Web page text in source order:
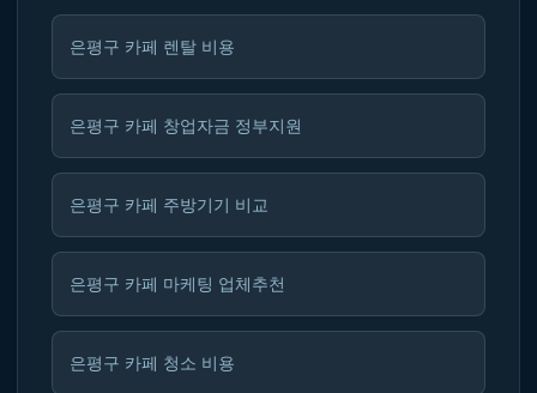
은평구 카페 렌탈 비용
은평구 카페 창업자금 정부지원
은평구 카페 주방기기 비교
은평구 카페 마케팅 업체추천
은평구 카페 청소 비용